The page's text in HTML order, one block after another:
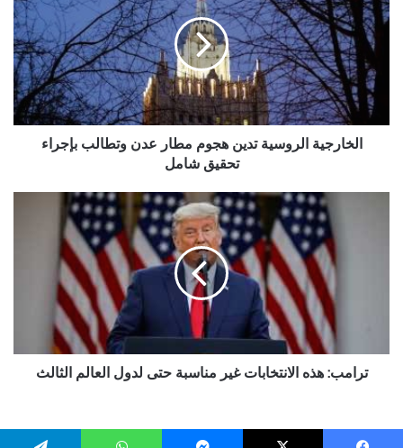
تدين
هجوم
مطار
عدن
وتطالب
بإجراء
تحقيق
شاملالخارجية الروسية تدين هجوم مطار عدن وتطالب بإجراء
تحقيق شامل
الثالث
ترامب: هذه الانتخابات غير مناسبة حتى لدول العالم الثالث